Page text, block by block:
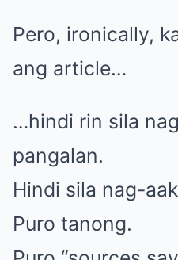
Pero, ironically,
ang article…
…hindi rin sila
pangalan.
Hindi sila nag-
Puro tanong.